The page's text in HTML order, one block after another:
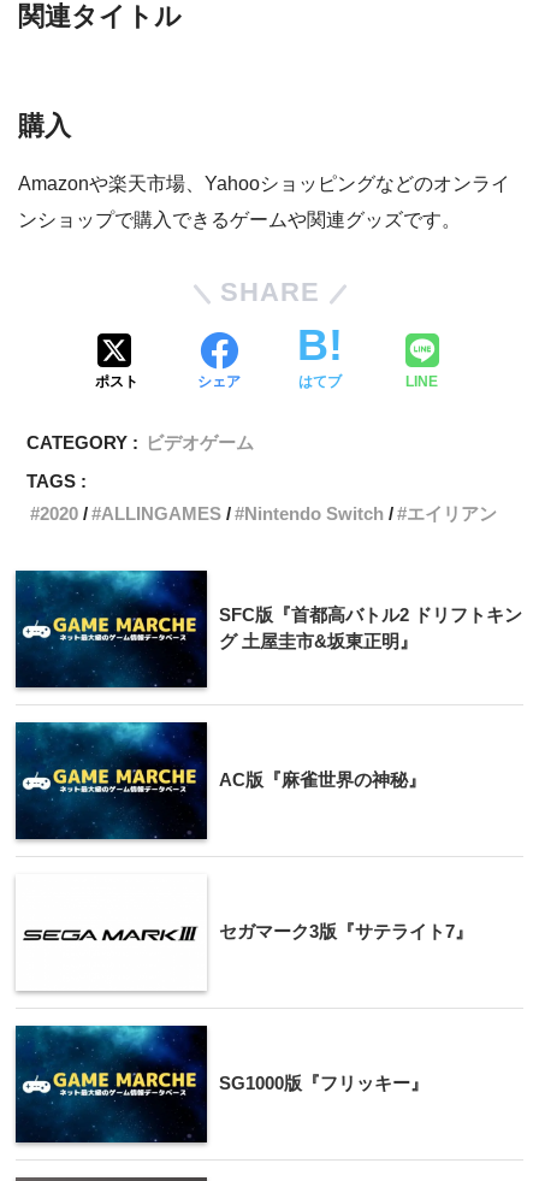
関連タイトル
購入
Amazonや楽天市場、Yahooショッピングなどのオンライ
ンショップで購入できるゲームや関連グッズです。
SHARE
ポスト シェア はてブ LINE
CATEGORY : ビデオゲーム
TAGS :
2020
ALLINGAMES Nintendo Switch エイリアン
SFC版『首都高バトル2 ドリフトキン
グ 土屋圭市&坂東正明』
AC版『麻雀世界の神秘』
セガマーク3版『サテライト7』
SG1000版『フリッキー』